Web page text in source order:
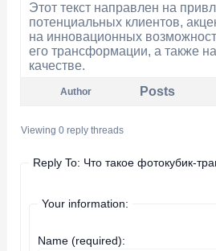
Этот текст направлен на
потенциальных клиентов,
на инновационных
его трансформации, а также
качестве.
Author Posts
Viewing 0 reply threads
Reply To: Что такое фотокубик-
Your information:
Name (required):